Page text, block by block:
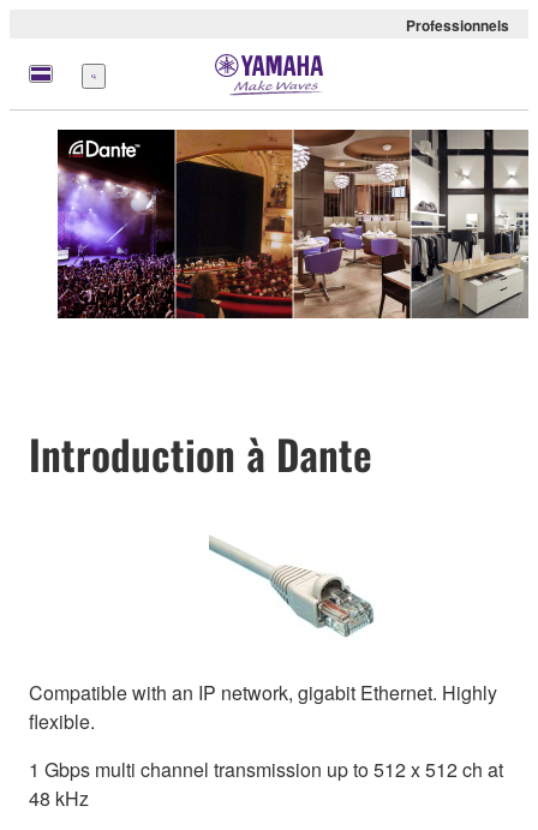
Professionnels
Menu
Introduction à Dante
Compatible with an IP network, gigabit Ethernet. Highly
flexible.
1 Gbps multi channel transmission up to 512 x 512 ch at
48 kHz